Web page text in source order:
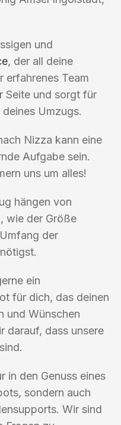
und
, der all deine
erfahrenes Team
Seite und sorgt für
Umzugs.
Nizza kann eine
Aufgabe sein.
uns um alles!
hängen von
wie der Größe
der
ein
für dich, das deinen
und Wünschen
darauf, dass unsere
in den Genuss eines
sondern auch
Wir sind